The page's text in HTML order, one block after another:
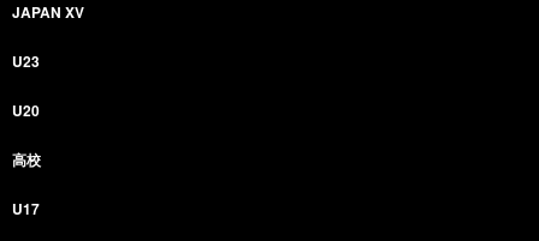
JAPAN XV
U23
U20
高校
U17